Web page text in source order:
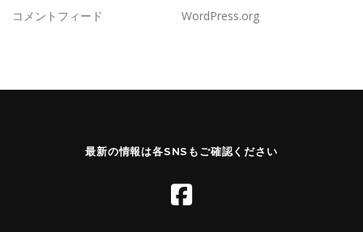
コメントフィード
WordPress.org
最新の情報は各SNSもご確認ください